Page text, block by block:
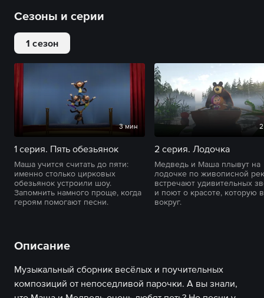
Сезоны и серии
1 сезон
3 мин
1 серия. Пять обезьянок
Маша учится считать до пяти:
именно столько цирковых
обезьянок устроили шоу.
Запомнить намного проще, когда
героям помогают песни.
2 серия. Лодочка
Медведь и Маша плывут на
лодочке по живописной
встречают удивительных
и поют о красоте, которую
вокруг.
Описание
Музыкальный сборник весёлых и поучительных
композиций от непоседливой парочки. А вы знали,